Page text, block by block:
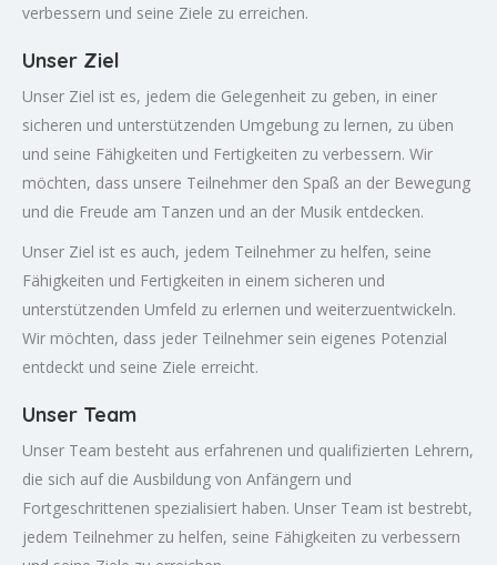
verbessern und seine Ziele zu erreichen.
Unser Ziel
Unser Ziel ist es, jedem die Gelegenheit zu geben, in einer
sicheren und unterstützenden Umgebung zu lernen, zu üben
und seine Fähigkeiten und Fertigkeiten zu verbessern. Wir
möchten, dass unsere Teilnehmer den Spaß an der Bewegung
und die Freude am Tanzen und an der Musik entdecken.
Unser Ziel ist es auch, jedem Teilnehmer zu helfen, seine
Fähigkeiten und Fertigkeiten in einem sicheren und
unterstützenden Umfeld zu erlernen und weiterzuentwickeln.
Wir möchten, dass jeder Teilnehmer sein eigenes Potenzial
entdeckt und seine Ziele erreicht.
Unser Team
Unser Team besteht aus erfahrenen und qualifizierten Lehrern,
die sich auf die Ausbildung von Anfängern und
Fortgeschrittenen spezialisiert haben. Unser Team ist bestrebt,
jedem Teilnehmer zu helfen, seine Fähigkeiten zu verbessern